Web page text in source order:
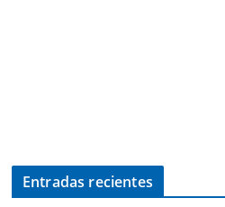
Entradas recientes